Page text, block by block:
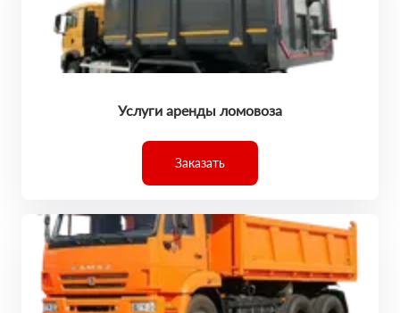
Услуги аренды ломовоза
Заказать